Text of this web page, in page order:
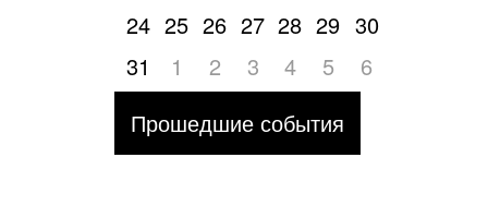
24 25 26 27 28 29 30
31
1 2 3 4 5
6
Прошедшие события